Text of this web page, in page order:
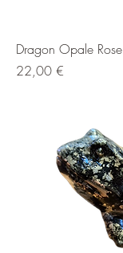
Dragon Opale Rose
Prix
22,00 €